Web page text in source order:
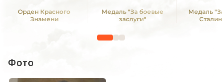
Орден Красного
Знамени
Медаль "За боевые
заслуги"
Медаль
Фото